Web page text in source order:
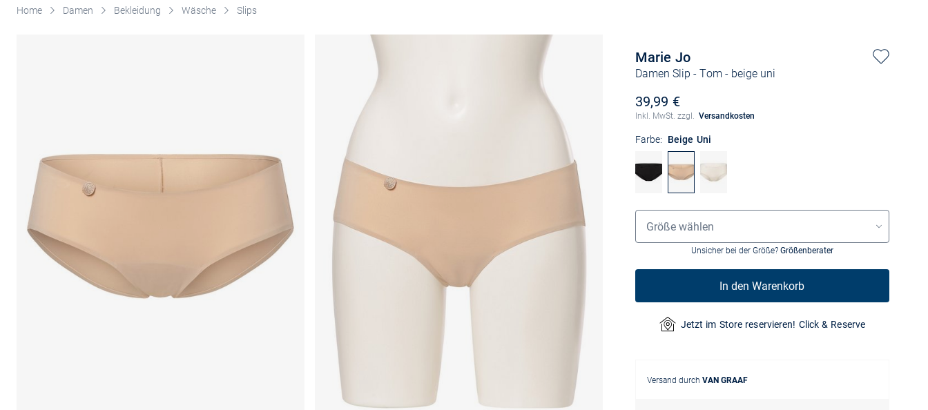
Home Damen Bekleidung Wäsche Slips
Marie Jo
Damen Slip - Tom - beige uni
39,99 €
Inkl. MwSt. zzgl. Versandkosten
Farbe: Beige Uni
Grössenauswahl
Größe wählen
Unsicher bei der Größe? Größenberater
In den Warenkorb
Jetzt im Store reservieren! Click & Reserve
Versand durch VAN GRAAF